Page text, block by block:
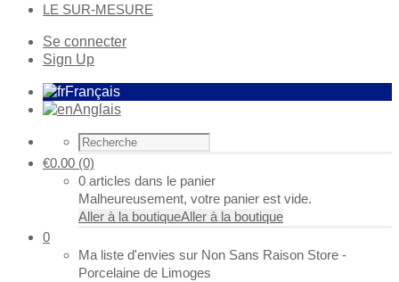
LE SUR-MESURE
Se connecter
Sign Up
Français
Anglais
€0.00 (0)
0 articles dans le panier
Malheureusement, votre panier est vide.
Aller à la boutiqueAller à la boutique
0
Ma liste d'envies sur Non Sans Raison Store -
Porcelaine de Limoges